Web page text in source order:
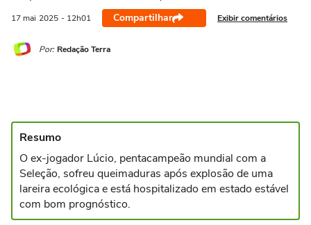
17 mai 2025 - 12h01 Compartilhar Exibir comentários
Por: Redação Terra
Resumo
O ex-jogador Lúcio, pentacampeão mundial com a
Seleção, sofreu queimaduras após explosão de uma
lareira ecológica e está hospitalizado em estado estável
com bom prognóstico.